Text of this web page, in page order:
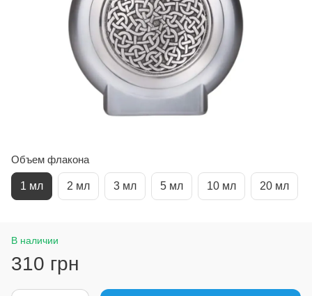
Объем флакона
1 мл 2 мл 3 мл 5 мл 10 мл 20 мл
В наличии
310 грн